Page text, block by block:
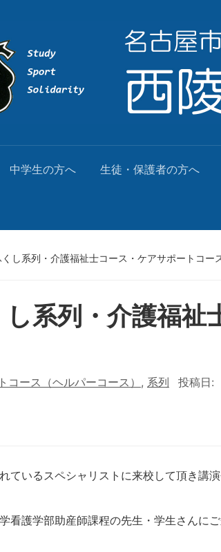
中学生の方へ 生徒・保護者の方へ
し系列・介護福祉士コース・ケアサポートコース
系列・介護福祉
コース（ヘルパーコース） , 系列 投稿日:
ているスペシャリストに来校して頂き講
看護学部助産師課程の先生・学生さんに